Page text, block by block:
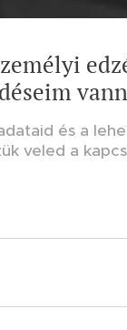
és a
veled a